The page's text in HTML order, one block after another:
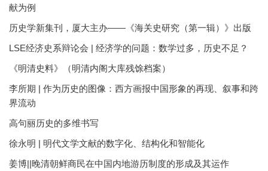
献为例
历史学新集刊，厦大主办——《海关史研究（第一辑）》出版
LSE经济史系辩论会 | 经济学的问题：数学过多，历史不足？
《明清史料》（明清内阁大库残馀档案）
李所期 | 作为历史的图像：西方画报中国形象的再现、叙事和跨
界流动
高句丽历史的多维书写
徐永明 | 明代文学文献的数字化、结构化和智能化
姜博||晚清朝鲜商民在中国内地游历制度的形成及其运作